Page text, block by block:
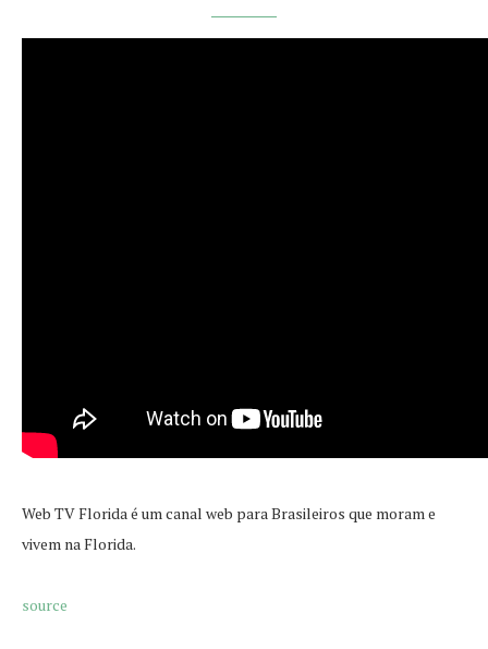
Web TV Florida é um canal web para Brasileiros que moram e
vivem na Florida.
source